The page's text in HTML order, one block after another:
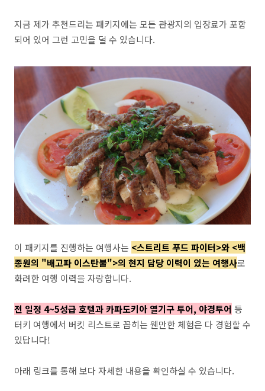
지금 제가 추천드리는 패키지에는 모든 관광지의 입장료가 포함
되어 있어 그런 고민을 덜 수 있습니다.
이 패키지를 진행하는 여행사는 <스트리트 푸드 파이터>와 <백
종원의 "배고파 이스탄불">의 현지 담당 이력이 있는 여행사로
화려한 여행 이력을 자랑합니다.
전 일정 4~5성급 호텔과 카파도키아 열기구 투어, 야경투어 등
터키 여행에서 버킷 리스트로 꼽히는 웬만한 체험은 다 경험할 수
있답니다!
아래 링크를 통해 보다 자세한 내용을 확인하실 수 있습니다.